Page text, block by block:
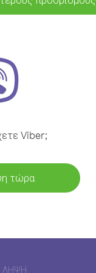
Viber;
τώρα
ΛΉΨΗ